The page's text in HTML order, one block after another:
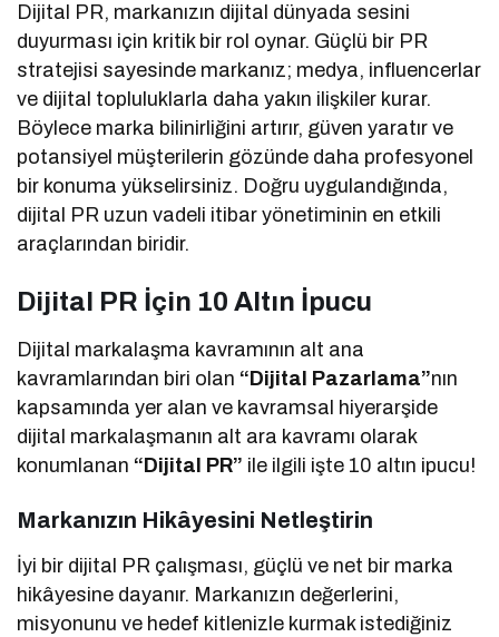
Dijital PR, markanızın dijital dünyada sesini
duyurması için kritik bir rol oynar. Güçlü bir PR
stratejisi sayesinde markanız; medya, influencerlar
ve dijital topluluklarla daha yakın ilişkiler kurar.
Böylece marka bilinirliğini artırır, güven yaratır ve
potansiyel müşterilerin gözünde daha profesyonel
bir konuma yükselirsiniz. Doğru uygulandığında,
dijital PR uzun vadeli itibar yönetiminin en etkili
araçlarından biridir.
Dijital PR İçin 10 Altın İpucu
Dijital markalaşma kavramının alt ana
kavramlarından biri olan “Dijital Pazarlama”nın
kapsamında yer alan ve kavramsal hiyerarşide
dijital markalaşmanın alt ara kavramı olarak
konumlanan “Dijital PR” ile ilgili işte 10 altın ipucu!
Markanızın Hikâyesini Netleştirin
İyi bir dijital PR çalışması, güçlü ve net bir marka
hikâyesine dayanır. Markanızın değerlerini,
misyonunu ve hedef kitlenizle kurmak istediğiniz